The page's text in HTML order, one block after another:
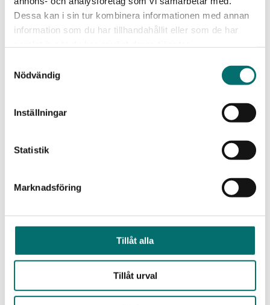
Dessa kan i sin tur kombinera informationen med annan
information som du har tillhandahållit eller som de har
Nödvändig
Inställningar
Statistik
Marknadsföring
Tillåt alla
Tillåt urval
135,00
Lägg i varukorg Lägg i varukorg